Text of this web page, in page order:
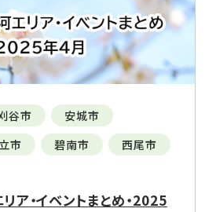
谷市
安城市
市 碧南市
西尾市
ア・イベントまとめ・2025